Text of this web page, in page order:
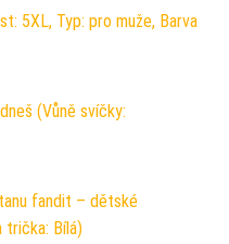
5XL, Typ: pro muže, Barva
(Vůně svíčky:
fandit – dětské
trička: Bílá)